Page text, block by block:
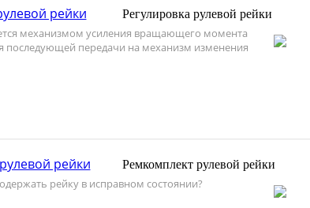
Регулировка рулевой рейки
механизмом усиления вращающего момента
последующей передачи на механизм изменения
Ремкомплект рулевой рейки
рейку в исправном состоянии?